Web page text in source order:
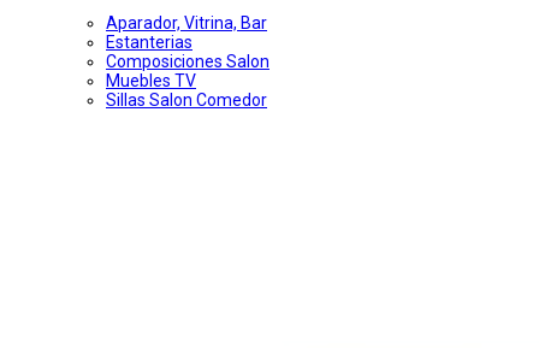
Aparador, Vitrina, Bar
Estanterias
Composiciones Salon
Muebles TV
Sillas Salon Comedor